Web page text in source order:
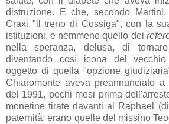
distruzione. E che, secondo
Craxi "il treno di Cossiga", con la
istituzioni, e nemmeno quello dei
nella speranza, delusa, di
diventando così icona del
oggetto di quella "opzione
Chiaromonte aveva preannunciato
del 1991, pochi mesi prima
monetine tirate davanti al Raphael
paternità: erano quelle del missino